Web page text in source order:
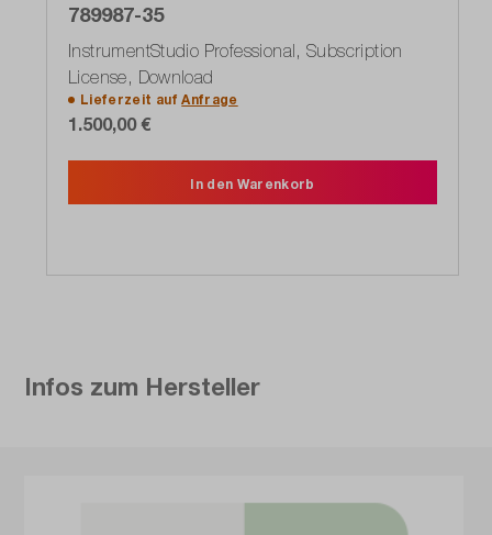
789987-35
InstrumentStudio Professional, Subscription
License, Download
Lieferzeit aufAnfrage
1.500,00 €
In den Warenkorb
Infos zum Hersteller